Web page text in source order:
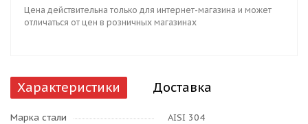
Цена действительна только для интернет-магазина и может
отличаться от цен в розничных магазинах
Характеристики Доставка
Марка стали
AISI 304